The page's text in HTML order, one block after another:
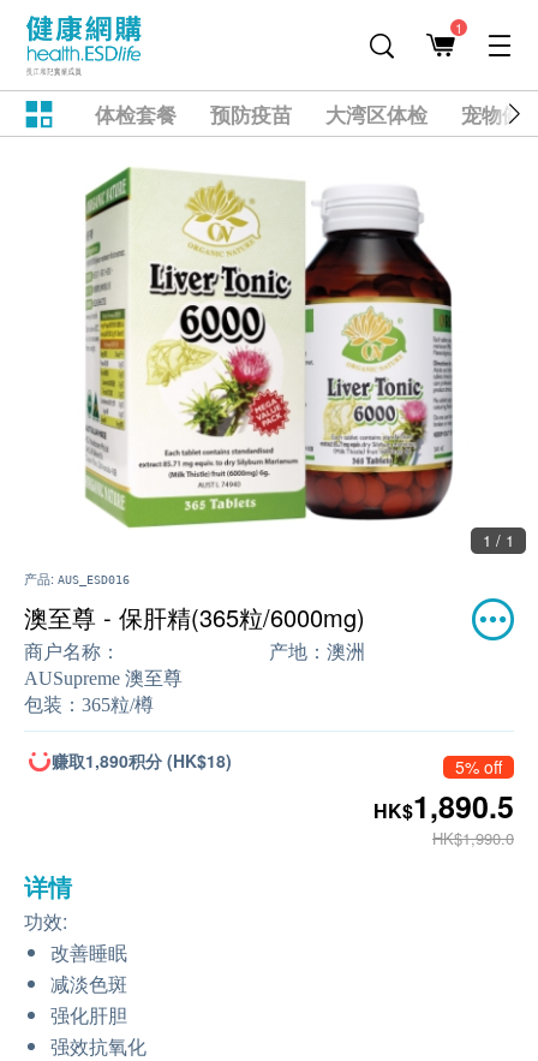
1
体检套餐 预防疫苗 大湾区体检 宠物健
1 / 1
产品: AUS_ESD016
澳至尊 - 保肝精(365粒/6000mg)
商户名称：
AUSupreme 澳至尊
产地： 澳洲
包装： 365粒/樽
赚取1,890积分 (HK$18) 5% off
HK$1,890.5
HK$1,990.0
详情
功效:
改善睡眠
减淡色斑
强化肝胆
强效抗氧化